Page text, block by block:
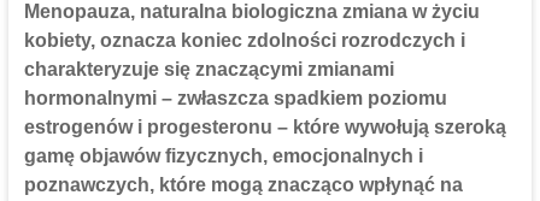
Menopauza, naturalna biologiczna zmiana w życiu
kobiety, oznacza koniec zdolności rozrodczych i
charakteryzuje się znaczącymi zmianami
hormonalnymi – zwłaszcza spadkiem poziomu
estrogenów i progesteronu – które wywołują szeroką
gamę objawów fizycznych, emocjonalnych i
poznawczych, które mogą znacząco wpłynąć na